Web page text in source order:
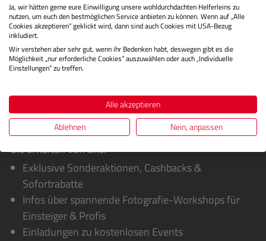
Herstellerinformationen
Bewertungen
Sie erhalten von uns:
Exklusive Sonderaktionen, Cashbacks &
Sofortrabatte
Infos über spannende Fotografie-Workshops für
Einsteiger & Profis
Einladungen zu kostenlosen Events
Ja, wir hätten gerne eure Einwilligung unsere wohldurchdachten Helferleins zu
nutzen, um euch den bestmöglichen Service anbieten zu können. Wenn auf „Alle
Cookies akzeptieren“ geklickt wird, dann sind auch Cookies mit USA-Bezug
inkludiert.
Wir verstehen aber sehr gut, wenn ihr Bedenken habt, deswegen gibt es die
Möglichkeit „nur erforderliche Cookies“ auszuwählen oder auch „Individuelle
Einstellungen“ zu treffen.
Alle akzeptieren
Ablehnen
Nein, anpassen